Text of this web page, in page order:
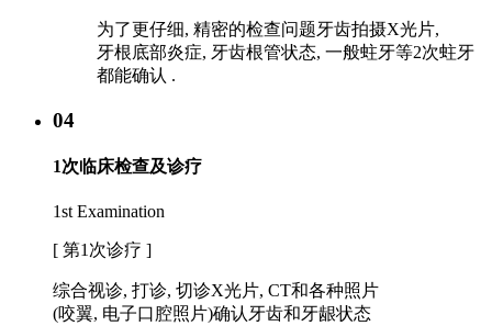
为了更仔细, 精密的检查问题牙齿拍摄X光片,
牙根底部炎症, 牙齿根管状态, 一般蛀牙等2次蛀牙
都能确认 .
04
1次临床检查及诊疗
1st Examination
[ 第1次诊疗 ]
综合视诊, 打诊, 切诊X光片, CT和各种照片
(咬翼, 电子口腔照片)确认牙齿和牙龈状态